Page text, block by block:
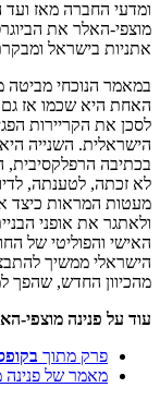
מוצפי-האלר את
אתניות בישראל
במאמר הנוכחי מביטה
האחת היא שכמו אז גם
לסכן את הקריירות
הישראלית. השנייה
בכתיבה הרפלקסיבית,
לא זכתה, לטענתה,
מעטות המראות כיצד
ולאתגר את אופני
האישי והפוליטי של
הישראלי ממשיך
מהכיוון החדש, שהפך
עוד על פנינה מוצפי-
פרק מתוך
מאמר של פנינה